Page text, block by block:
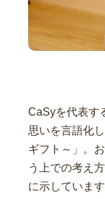
CaSyを代表す
思いを言語化
ギフト～」。
う上での考え
に示しています